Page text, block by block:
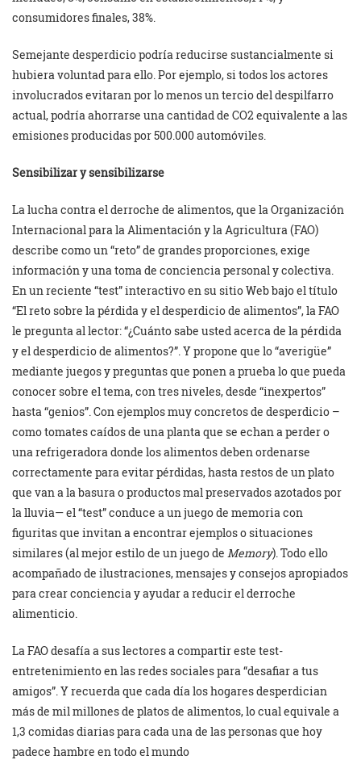
consumidores finales, 38%.
Semejante desperdicio podría reducirse sustancialmente si
hubiera voluntad para ello. Por ejemplo, si todos los actores
involucrados evitaran por lo menos un tercio del despilfarro
actual, podría ahorrarse una cantidad de CO2 equivalente a las
emisiones producidas por 500.000 automóviles.
Sensibilizar y sensibilizarse
La lucha contra el derroche de alimentos, que la Organización
Internacional para la Alimentación y la Agricultura (FAO)
describe como un “reto” de grandes proporciones, exige
información y una toma de conciencia personal y colectiva.
En un reciente “test” interactivo en su sitio Web bajo el título
“El reto sobre la pérdida y el desperdicio de alimentos”, la FAO
le pregunta al lector: “¿Cuánto sabe usted acerca de la pérdida
y el desperdicio de alimentos?”. Y propone que lo “averigüe”
mediante juegos y preguntas que ponen a prueba lo que pueda
conocer sobre el tema, con tres niveles, desde “inexpertos”
hasta “genios”. Con ejemplos muy concretos de desperdicio –
como tomates caídos de una planta que se echan a perder o
una refrigeradora donde los alimentos deben ordenarse
correctamente para evitar pérdidas, hasta restos de un plato
que van a la basura o productos mal preservados azotados por
la lluvia— el “test” conduce a un juego de memoria con
figuritas que invitan a encontrar ejemplos o situaciones
similares (al mejor estilo de un juego de Memory). Todo ello
acompañado de ilustraciones, mensajes y consejos apropiados
para crear conciencia y ayudar a reducir el derroche
alimenticio.
La FAO desafía a sus lectores a compartir este test-
entretenimiento en las redes sociales para “desafiar a tus
amigos”. Y recuerda que cada día los hogares desperdician
más de mil millones de platos de alimentos, lo cual equivale a
1,3 comidas diarias para cada una de las personas que hoy
padece hambre en todo el mundo